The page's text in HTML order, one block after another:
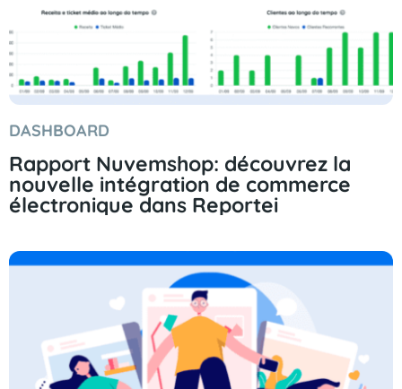
DASHBOARD
Rapport Nuvemshop: découvrez la
nouvelle intégration de commerce
électronique dans Reportei